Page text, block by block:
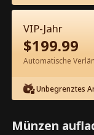
Episode 98
verlorenen
1-50 51-100
96
VIP-Jahr
$199.99
Automatische
Unbegrenztes
Münzen